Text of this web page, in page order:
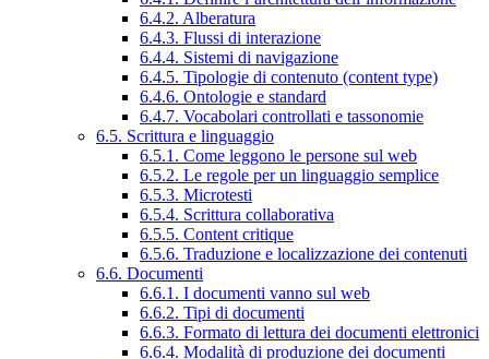
6.4.2. Alberatura
6.4.3. Flussi di interazione
6.4.4. Sistemi di navigazione
6.4.5. Tipologie di contenuto (content type)
6.4.6. Ontologie e standard
6.4.7. Vocabolari controllati e tassonomie
6.5. Scrittura e linguaggio
6.5.1. Come leggono le persone sul web
6.5.2. Le regole per un linguaggio semplice
6.5.3. Microtesti
6.5.4. Scrittura collaborativa
6.5.5. Content critique
6.5.6. Traduzione e localizzazione dei contenuti
6.6. Documenti
6.6.1. I documenti vanno sul web
6.6.2. Tipi di documenti
6.6.3. Formato di lettura dei documenti elettronici
6.6.4. Modalità di produzione dei documenti